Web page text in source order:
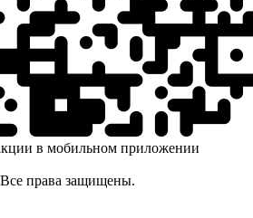
в мобильном приложении
права защищены.